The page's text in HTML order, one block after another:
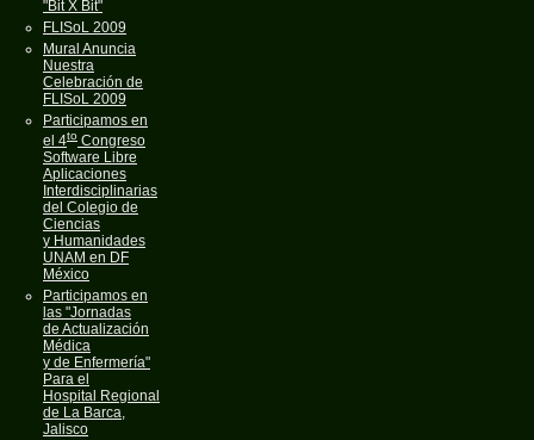
"Bit X Bit"
FLISoL 2009
Mural Anuncia
Nuestra
Celebración de
FLISoL 2009
Participamos en
el 4to Congreso
Software Libre
Aplicaciones
Interdisciplinarias
del Colegio de
Ciencias
y Humanidades
UNAM en DF
México
Participamos en
las "Jornadas
de Actualización
Médica
y de Enfermería"
Para el
Hospital Regional
de La Barca,
Jalisco